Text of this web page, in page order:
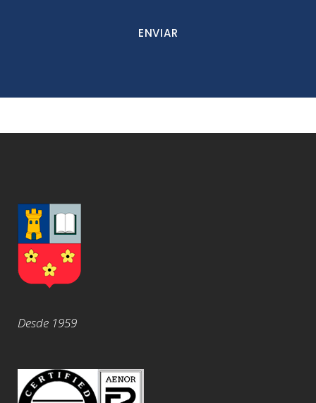
Desde 1959